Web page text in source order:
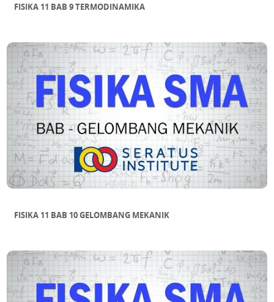
FISIKA 11 BAB 9 TERMODINAMIKA
FISIKA 11 BAB 10 GELOMBANG MEKANIK